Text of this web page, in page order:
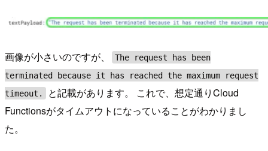
画像が小さいのですが、
The request has been
terminated because it has reached the maximum request
timeout.
と記載があります。 これで、想定通りCloud
Functionsがタイムアウトになっていることがわかりまし
た。